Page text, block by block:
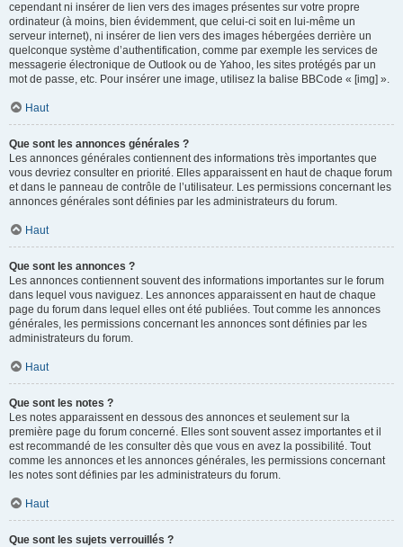
cependant ni insérer de lien vers des images présentes sur votre propre
ordinateur (à moins, bien évidemment, que celui-ci soit en lui-même un
serveur internet), ni insérer de lien vers des images hébergées derrière un
quelconque système d’authentification, comme par exemple les services de
messagerie électronique de Outlook ou de Yahoo, les sites protégés par un
mot de passe, etc. Pour insérer une image, utilisez la balise BBCode « [img] ».
Haut
Que sont les annonces générales ?
Les annonces générales contiennent des informations très importantes que
vous devriez consulter en priorité. Elles apparaissent en haut de chaque forum
et dans le panneau de contrôle de l’utilisateur. Les permissions concernant les
annonces générales sont définies par les administrateurs du forum.
Haut
Que sont les annonces ?
Les annonces contiennent souvent des informations importantes sur le forum
dans lequel vous naviguez. Les annonces apparaissent en haut de chaque
page du forum dans lequel elles ont été publiées. Tout comme les annonces
générales, les permissions concernant les annonces sont définies par les
administrateurs du forum.
Haut
Que sont les notes ?
Les notes apparaissent en dessous des annonces et seulement sur la
première page du forum concerné. Elles sont souvent assez importantes et il
est recommandé de les consulter dès que vous en avez la possibilité. Tout
comme les annonces et les annonces générales, les permissions concernant
les notes sont définies par les administrateurs du forum.
Haut
Que sont les sujets verrouillés ?